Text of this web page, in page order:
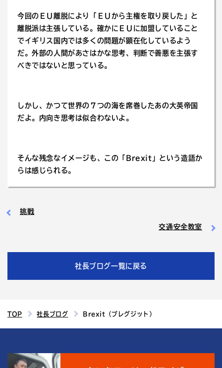
今回のＥＵ離脱により「ＥＵから主権を取り戻した」と
離脱派は主張している。確かにＥＵに加盟していること
でイギリス国内では多くの問題が顕在化しているよう
だ。外部の人間があさはかな思考、判断で善悪を主張す
べきではないと思っている。
しかし、かつて世界の７つの海を席巻したあの大英帝国
だよ。内向き思考は似合わないよ。
そんな残念なイメージも、この「Brexit」という造語か
らは感じられる。
挑戦
交通安全教室
社長ブログ一覧に戻る
TOP 社長ブログ Brexit（ブレグジット）
結城運輸倉庫の4